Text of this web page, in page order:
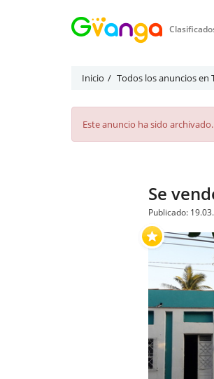
Inicio Todos los anuncios en
Este anuncio ha sido archivado.
Se
Publicado: